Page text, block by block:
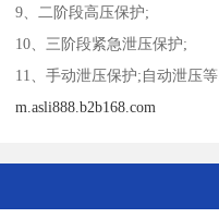
9、二阶段高压保护;
10、三阶段紧急泄压保护;
11、手动泄压保护;自动泄压等.
m.asli888.b2b168.com